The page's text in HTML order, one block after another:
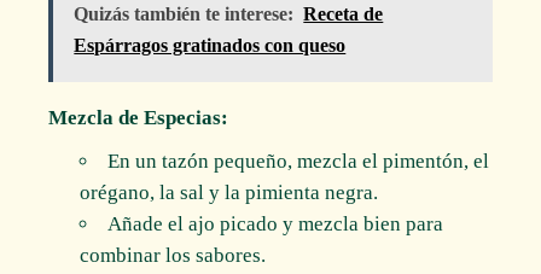
Quizás también te interese: Receta de
Espárragos gratinados con queso
Mezcla de Especias:
En un tazón pequeño, mezcla el pimentón, el
orégano, la sal y la pimienta negra.
Añade el ajo picado y mezcla bien para
combinar los sabores.